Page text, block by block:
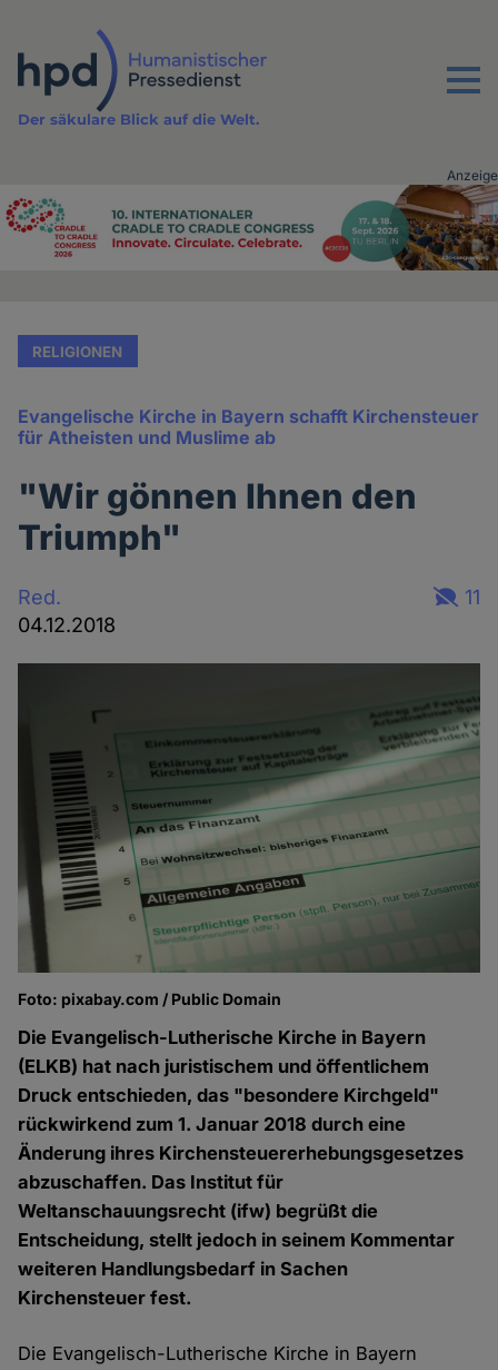
Inhalt
Menu
Der säkulare Blick auf die Welt.
Advertising
Anzeige
RELIGIONEN
Evangelische Kirche in Bayern schafft Kirchensteuer
für Atheisten und Muslime ab
"Wir gönnen Ihnen den
Triumph"
Red.
04.12.2018
11
Foto: pixabay.com / Public Domain
Die Evangelisch-Lutherische Kirche in Bayern
(ELKB) hat nach juristischem und öffentlichem
Druck entschieden, das "besondere Kirchgeld"
rückwirkend zum 1. Januar 2018 durch eine
Änderung ihres Kirchensteuererhebungsgesetzes
abzuschaffen. Das Institut für
Weltanschauungsrecht (ifw) begrüßt die
Entscheidung, stellt jedoch in seinem Kommentar
weiteren Handlungsbedarf in Sachen
Kirchensteuer fest.
Die Evangelisch-Lutherische Kirche in Bayern